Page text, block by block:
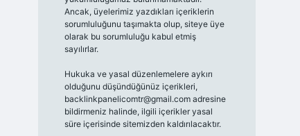
Ancak, üyelerimiz yazdıkları içeriklerin
sorumluluğunu taşımakta olup, siteye üye
olarak bu sorumluluğu kabul etmiş
sayılırlar.
Hukuka ve yasal düzenlemelere aykırı
olduğunu düşündüğünüz içerikleri,
backlinkpanelicomtr@gmail.comadresine
bildirmeniz halinde, ilgili içerikler yasal
süre içerisinde sitemizden kaldırılacaktır.